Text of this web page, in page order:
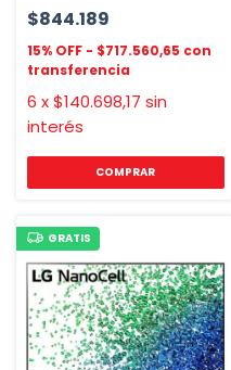
$844.189
$717.560,65
6 x$140.698,17 sin
interés
GRATIS